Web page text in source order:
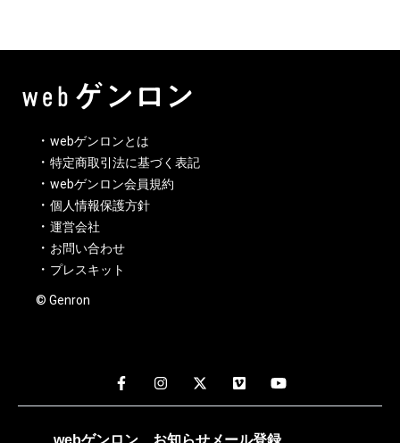
webゲンロンとは
特定商取引法に基づく表記
webゲンロン会員規約
個人情報保護方針
運営会社
お問い合わせ
プレスキット
© Genron
webゲンロン お知らせメール登録